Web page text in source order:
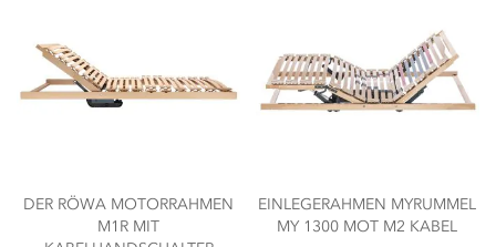
DER RÖWA MOTORRAHMEN
M1R MIT
EINLEGERAHMEN MYRUMMEL
MY 1300 MOT M2 KABEL